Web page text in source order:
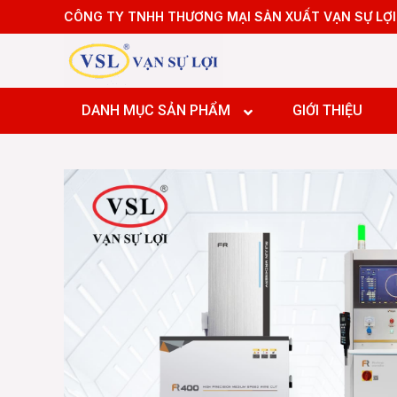
to
CÔNG TY TNHH THƯƠNG MẠI SẢN XUẤT VẠN SỰ LỢI
DANH MỤC SẢN PHẨM
Máy
Máy
Máy
Máy
Máy
Máy
GIỚI THIỆU
Máy
Máy
Máy
Máy